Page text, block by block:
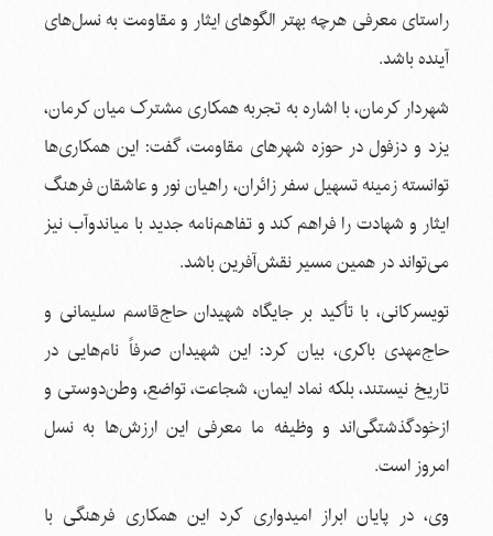
راستای معرفی هرچه بهتر الگوهای ایثار و مقاومت به نسل‌های
آینده باشد.
شهردار کرمان، با اشاره به تجربه همکاری مشترک میان کرمان،
یزد و دزفول در حوزه شهرهای مقاومت، گفت: این همکاری‌ها
توانسته زمینه تسهیل سفر زائران، راهیان نور و عاشقان فرهنگ
ایثار و شهادت را فراهم کند و تفاهم‌نامه جدید با میاندوآب نیز
می‌تواند در همین مسیر نقش‌آفرین باشد.
تویسرکانی، با تأکید بر جایگاه شهیدان حاج‌قاسم سلیمانی و
حاج‌مهدی باکری، بیان کرد: این شهیدان صرفاً نام‌هایی در
تاریخ نیستند، بلکه نماد ایمان، شجاعت، تواضع، وطن‌دوستی و
ازخودگذشتگی‌اند و وظیفه ما معرفی این ارزش‌ها به نسل
امروز است.
وی، در پایان ابراز امیدواری کرد این همکاری فرهنگی با